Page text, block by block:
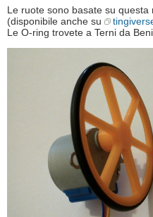
Le ruote sono basate su
(disponibile anche su
Le O-ring trovete a Terni da